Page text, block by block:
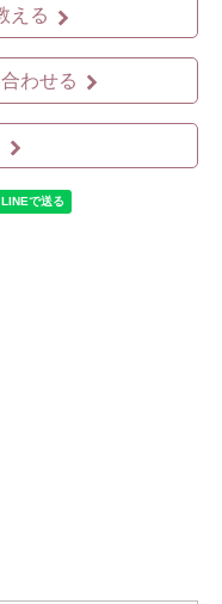
える
わせる